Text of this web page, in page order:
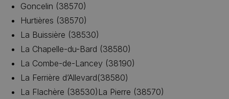
Goncelin (38570)
Hurtières (38570)
La Buissière (38530)
La Chapelle-du-Bard (38580)
La Combe-de-Lancey (38190)
La Ferrière d’Allevard(38580)
La Flachère (38530)La Pierre (38570)